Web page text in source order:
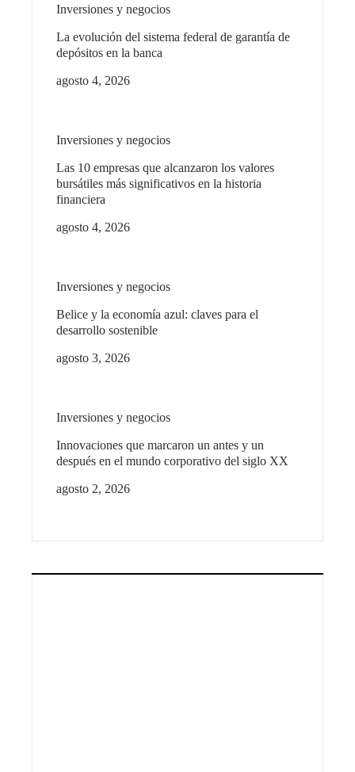
Inversiones y negocios
La evolución del sistema federal de garantía de
depósitos en la banca
agosto 4, 2026
Inversiones y negocios
Las 10 empresas que alcanzaron los valores
bursátiles más significativos en la historia
financiera
agosto 4, 2026
Inversiones y negocios
Belice y la economía azul: claves para el
desarrollo sostenible
agosto 3, 2026
Inversiones y negocios
Innovaciones que marcaron un antes y un
después en el mundo corporativo del siglo XX
agosto 2, 2026